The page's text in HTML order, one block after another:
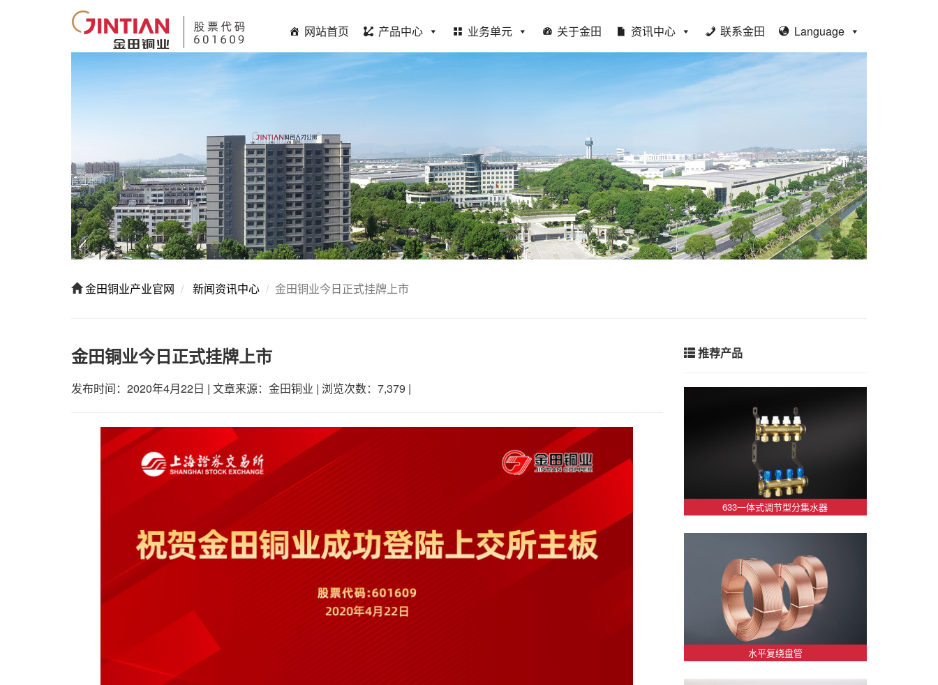
网站首页 产品中心 业务单元 关于金田 资讯中心 联系金田 Language
金田铜业产业官网 新闻资讯中心 金田铜业今日正式挂牌上市
金田铜业今日正式挂牌上市
发布时间：2020年4月22日 | 文章来源：金田铜业 | 浏览次数：7,379 |
推荐产品
633一体式调节型分集水器
水平复绕盘管